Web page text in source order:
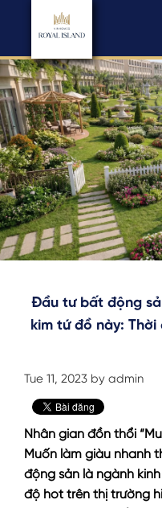
Đầu tư bất động
kim tứ đồ này:
Tue 11, 2023 by admin
Nhân gian đồn thổi
Muốn làm giàu nhanh
động sản là ngành
độ hot trên thị trường